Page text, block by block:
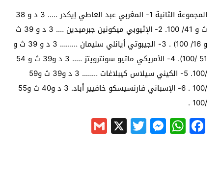
المجموعة الثانية 1- المغربي عبد العاطي إيكدر ….. 3 د و 38
ث و 41/ 100. 2- الإثيوبي ميكونين جبرميدين …. 3 د و 39 ث
و 16/ 100) . 3- الجيبوتي أيانلي سليمان ……… 3 د و 39 ث و
51 /100). 4- الأمريكي ماتيو سونترويتز ….. 3 د و39 ث و 54
/100. 5- الكيني سيلاس كيبلاغات …….. 3 د و39 ث و59
/100 . 6- الإسباني فارنسيسكو خافيير أباد. 3 د و40 ث و55
/100 .
Facebook
WhatsApp
Messenger
Twitter
X